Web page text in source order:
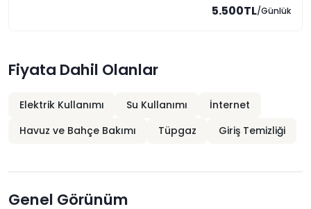
5.500TL/Günlük
Fiyata Dahil Olanlar
Elektrik Kullanımı Su Kullanımı
İnternet
Havuz ve Bahçe Bakımı
Tüpgaz Giriş Temizliği
Genel Görünüm